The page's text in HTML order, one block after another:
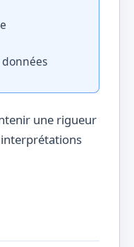
une rigueur